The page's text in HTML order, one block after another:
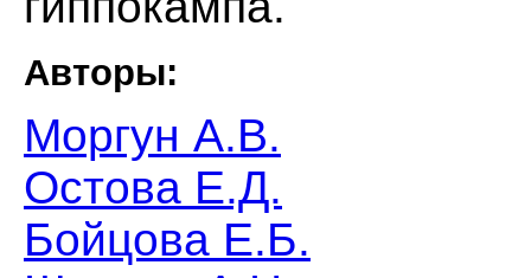
Авторы:
Моргун А.В.
Остова Е.Д.
Бойцова Е.Б.